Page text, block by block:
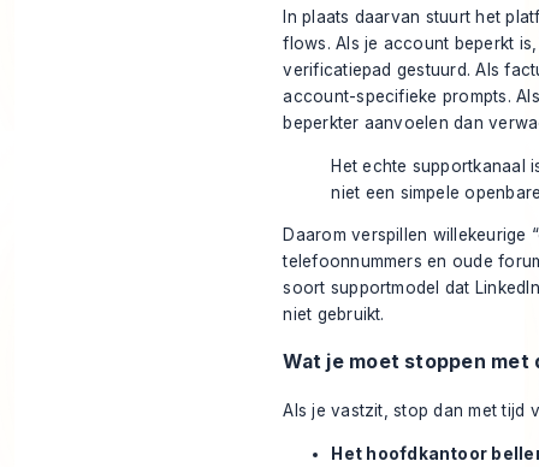
In plaats daarvan stuurt het
flows. Als je account beperkt
verificatiepad gestuurd. Als
account-specifieke prompts.
beperkter aanvoelen dan
Het echte supportkanaal
niet een simpele
Daarom verspillen willekeurige
telefoonnummers en oude
soort supportmodel dat
niet gebruikt.
Wat je moet stoppen met
Als je vastzit, stop dan met tijd
Het hoofdkantoor